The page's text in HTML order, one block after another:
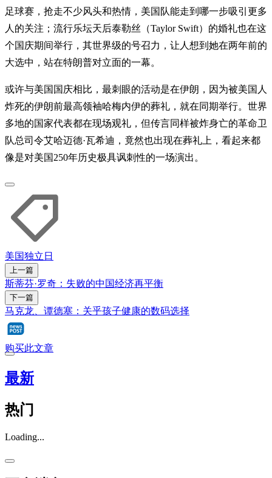
足球赛，抢走不少风头和热情，美国队能走到哪一步吸引更多
人的关注；流行乐坛天后泰勒丝（Taylor Swift）的婚礼也在这
个国庆期间举行，其世界级的号召力，让人想到她在两年前的
大选中，站在特朗普对立面的一幕。
或许与美国国庆相比，最刺眼的活动是在伊朗，因为被美国人
炸死的伊朗前最高领袖哈梅内伊的葬礼，就在同期举行。世界
多地的国家代表都在现场观礼，但传言同样被炸身亡的革命卫
队总司令艾哈迈德·瓦希迪，竟然也出现在葬礼上，看起来都
像是对美国250年历史极具讽刺性的一场演出。
美国独立日
上一篇
斯蒂芬·罗奇：失败的中国经济再平衡
下一篇
马克龙、谭德塞：关乎孩子健康的数码选择
购买此文章
最新
热门
Loading...